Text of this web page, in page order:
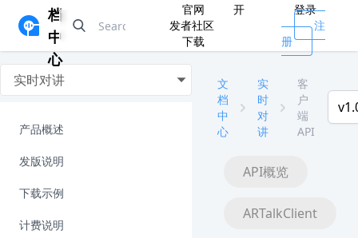
档
中
心
官网
开
发者社区
下载
登录
注
册
实时对讲
产品概述
发版说明
下载示例
计费说明
文
档
中
心
实
时
对
讲
客
户
端
API
API概览
ARTalkClient